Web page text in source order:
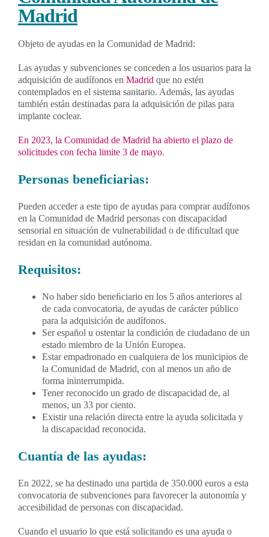
Madrid
Objeto de ayudas en la Comunidad de Madrid:
Las ayudas y subvenciones se conceden a los usuarios para la
adquisición de audífonos en Madrid que no estén
contemplados en el sistema sanitario. Además, las ayudas
también están destinadas para la adquisición de pilas para
implante coclear.
En 2023, la Comunidad de Madrid ha abierto el plazo de
solicitudes con fecha limite 3 de mayo.
Personas beneficiarias:
Pueden acceder a este tipo de ayudas para comprar audífonos
en la Comunidad de Madrid personas con discapacidad
sensorial en situación de vulnerabilidad o de diﬁcultad que
residan en la comunidad autónoma.
Requisitos:
No haber sido beneﬁciario en los 5 años anteriores al
de cada convocatoria, de ayudas de carácter público
para la adquisición de audífonos.
Ser español u ostentar la condición de ciudadano de un
estado miembro de la Unión Europea.
Estar empadronado en cualquiera de los municipios de
la Comunidad de Madrid, con al menos un año de
forma ininterrumpida.
Tener reconocido un grado de discapacidad de, al
menos, un 33 por ciento.
Existir una relación directa entre la ayuda solicitada y
la discapacidad reconocida.
Cuantía de las ayudas:
En 2022, se ha destinado una partida de 350.000 euros a esta
convocatoria de subvenciones para favorecer la autonomía y
accesibilidad de personas con discapacidad.
Cuando el usuario lo que está solicitando es una ayuda o